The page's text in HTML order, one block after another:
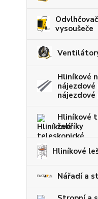
vysoušeče
Hliníkové
nájezdové
nájezdové
Hliníkové
žebříky
Hliníkové
Nářadí a